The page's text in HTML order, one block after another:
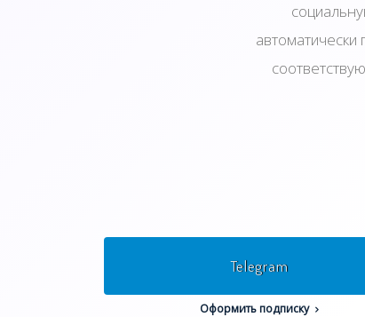
Telegram
Оформить подписку